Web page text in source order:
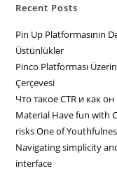
Recent Posts
Pin Up Platformasının
Üstünlüklər
Pinco Platforması
Çerçevesi
Что такое CTR и как
Material Have fun with
risks One of
Navigating simplicity
interface